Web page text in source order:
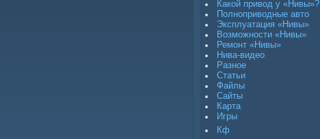
Какой привод у «Нивы»?
Полноприводные авто
Эксплуатация «Нивы»
Возможности «Нивы»
Ремонт «Нивы»
Нива-видео
Разное
Статьи
Файлы
Сайты
Карта
Игры
Кф